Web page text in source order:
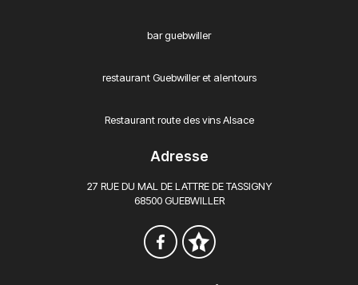
bar guebwiller
restaurant Guebwiller et alentours
Restaurant route des vins Alsace
Adresse
27 RUE DU MAL DE LATTRE DE TASSIGNY
68500 GUEBWILLER